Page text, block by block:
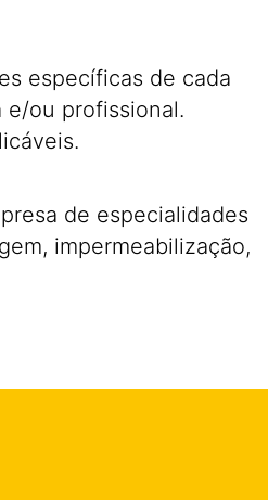
específicas de cada
e/ou profissional.
de especialidades
impermeabilização,